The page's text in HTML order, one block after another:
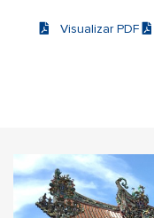
Visualizar PDF